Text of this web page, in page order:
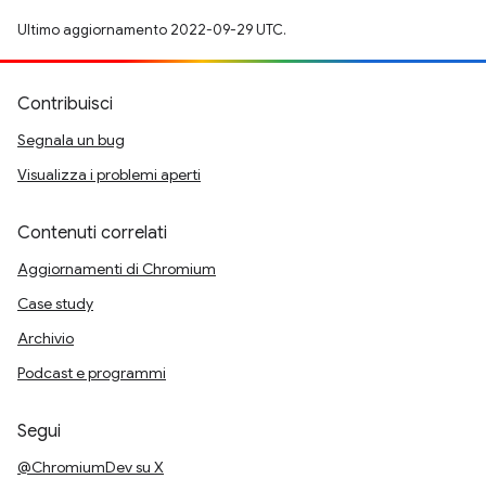
Ultimo aggiornamento 2022-09-29 UTC.
Contribuisci
Segnala un bug
Visualizza i problemi aperti
Contenuti correlati
Aggiornamenti di Chromium
Case study
Archivio
Podcast e programmi
Segui
@ChromiumDev su X